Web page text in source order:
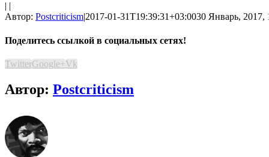
| |
Автор: Postcriticism|2017-01-31T19:39:31+03:0030 Январь, 2017,
Поделитесь ссылкой в социальных сетях!
TwitterGoogle+Vk
Автор: Postcriticism